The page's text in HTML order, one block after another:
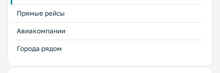
Прямые рейсы
Авиакомпании
Города рядом